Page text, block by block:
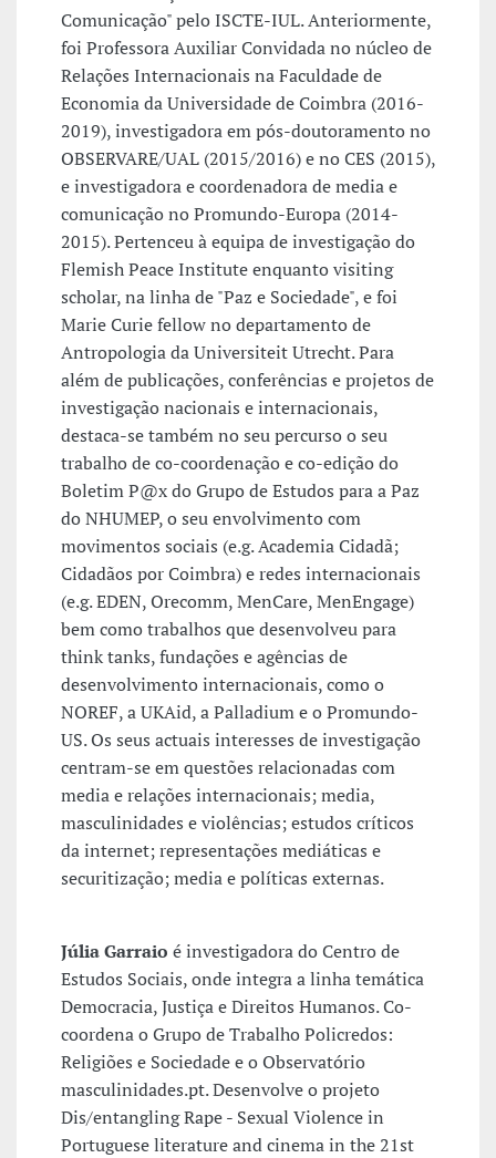
Comunicação" pelo ISCTE-IUL. Anteriormente,
foi Professora Auxiliar Convidada no núcleo de
Relações Internacionais na Faculdade de
Economia da Universidade de Coimbra (2016-
2019), investigadora em pós-doutoramento no
OBSERVARE/UAL (2015/2016) e no CES (2015),
e investigadora e coordenadora de media e
comunicação no Promundo-Europa (2014-
2015). Pertenceu à equipa de investigação do
Flemish Peace Institute enquanto visiting
scholar, na linha de "Paz e Sociedade", e foi
Marie Curie fellow no departamento de
Antropologia da Universiteit Utrecht. Para
além de publicações, conferências e projetos de
investigação nacionais e internacionais,
destaca-se também no seu percurso o seu
trabalho de co-coordenação e co-edição do
Boletim P@x do Grupo de Estudos para a Paz
do NHUMEP, o seu envolvimento com
movimentos sociais (e.g. Academia Cidadã;
Cidadãos por Coimbra) e redes internacionais
(e.g. EDEN, Orecomm, MenCare, MenEngage)
bem como trabalhos que desenvolveu para
think tanks, fundações e agências de
desenvolvimento internacionais, como o
NOREF, a UKAid, a Palladium e o Promundo-
US. Os seus actuais interesses de investigação
centram-se em questões relacionadas com
media e relações internacionais; media,
masculinidades e violências; estudos críticos
da internet; representações mediáticas e
securitização; media e políticas externas.
Júlia Garraio é investigadora do Centro de
Estudos Sociais, onde integra a linha temática
Democracia, Justiça e Direitos Humanos. Co-
coordena o Grupo de Trabalho Policredos:
Religiões e Sociedade e o Observatório
masculinidades.pt. Desenvolve o projeto
Dis/entangling Rape - Sexual Violence in
Portuguese literature and cinema in the 21st